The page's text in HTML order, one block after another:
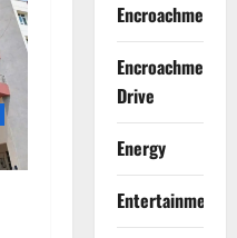
Encroachment
Encroachment
Drive
Energy
Entertainment